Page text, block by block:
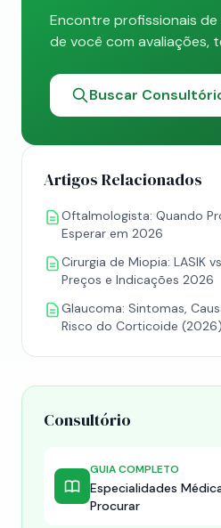
Encontre profissionais
de você com avaliações,
Buscar
Artigos Relacionados
Oftalmologista: Quando
Esperar em 2026
Cirurgia de Miopia: LASIK
Preços e Indicações 2026
Glaucoma: Sintomas,
Risco do Corticoide (2026)
Consultório
GUIA COMPLETO
Especialidades
Procurar